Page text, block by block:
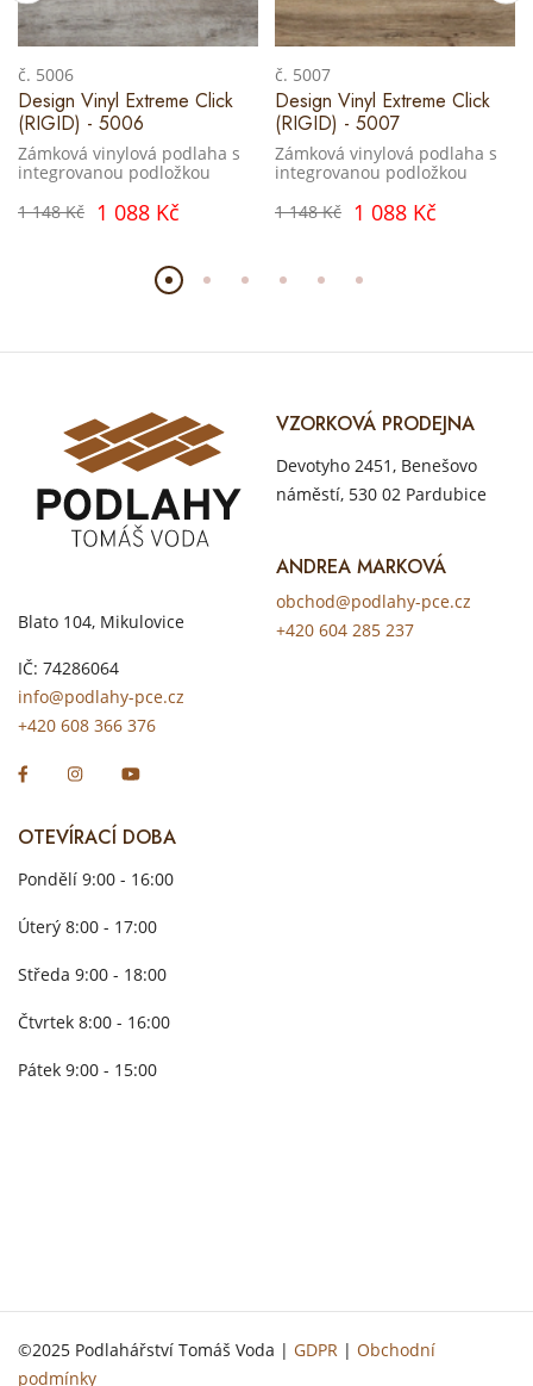
č. 5006
Design Vinyl Extreme Click
(RIGID) - 5006
Zámková vinylová podlaha s
integrovanou podložkou
1 148 Kč
1 088 Kč
č. 5007
Design Vinyl Extreme Click
(RIGID) - 5007
Zámková vinylová podlaha s
integrovanou podložkou
1 148 Kč
1 088 Kč
Blato 104, Mikulovice
IČ: 74286064
info@podlahy-pce.cz
+420 608 366 376
VZORKOVÁ PRODEJNA
Devotyho 2451, Benešovo
náměstí, 530 02 Pardubice
ANDREA MARKOVÁ
obchod@podlahy-pce.cz
+420 604 285 237
OTEVÍRACÍ DOBA
Pondělí 9:00 - 16:00
Úterý 8:00 - 17:00
Středa 9:00 - 18:00
Čtvrtek 8:00 - 16:00
Pátek 9:00 - 15:00
©2025 Podlahářství Tomáš Voda | GDPR | Obchodní
podmínky